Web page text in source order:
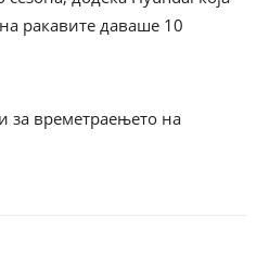
ракавите даваше 10
за времетраењето на